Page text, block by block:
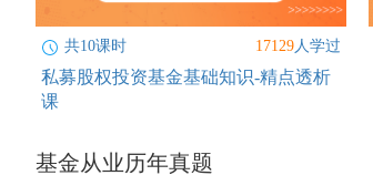
共10课时 17129人学过
私募股权投资基金基础知识-精点透析
课
基金从业历年真题